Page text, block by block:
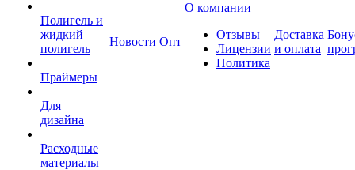
Полигель и
жидкий
полигель
Праймеры
Для
дизайна
Расходные
материалы
Новости Опт
О компании
Отзывы
Лицензии
Политика
Доставка
и оплата